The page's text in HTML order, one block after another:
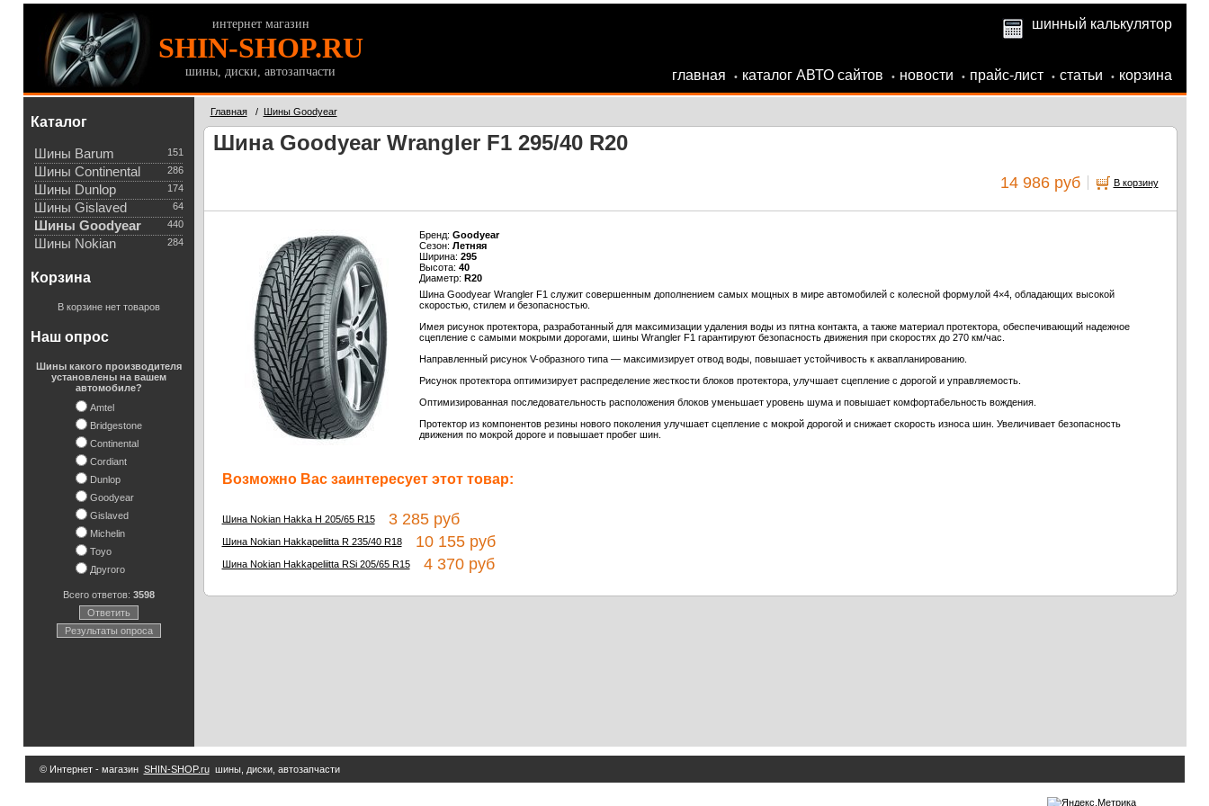
интернет магазин
SHIN-SHOP.RU
шины, диски, автозапчасти
шинный калькулятор
главная • каталог АВТО сайтов • новости • прайс-лист • статьи • корзина
Каталог
151
Шины Barum
286
Шины Continental
174
Шины Dunlop
64
Шины Gislaved
440
Шины Goodyear
284
Шины Nokian
Корзина
В корзине нет товаров
Наш опрос
Шины какого производителя
установлены на вашем
автомобиле?
Amtel
Bridgestone
Continental
Cordiant
Dunlop
Goodyear
Gislaved
Michelin
Toyo
Другого
Всего ответов: 3598
Ответить
Результаты опроса
Главная/ Шины Goodyear
Шина Goodyear Wrangler F1 295/40 R20
14 986 руб В корзину
Бренд: Goodyear
Сезон: Летняя
Ширина: 295
Высота: 40
Диаметр: R20
Шина Goodyear Wrangler F1 служит совершенным дополнением самых мощных в мире автомобилей с колесной формулой 4×4, обладающих высокой
скоростью, стилем и безопасностью.
Имея рисунок протектора, разработанный для максимизации удаления воды из пятна контакта, а также материал протектора, обеспечивающий надежное
сцепление с самыми мокрыми дорогами, шины Wrangler F1 гарантируют безопасность движения при скоростях до 270 км/час.
Направленный рисунок V-образного типа — максимизирует отвод воды, повышает устойчивость к аквапланированию.
Рисунок протектора оптимизирует распределение жесткости блоков протектора, улучшает сцепление с дорогой и управляемость.
Оптимизированная последовательность расположения блоков уменьшает уровень шума и повышает комфортабельность вождения.
Протектор из компонентов резины нового поколения улучшает сцепление с мокрой дорогой и снижает скорость износа шин. Увеличивает безопасность
движения по мокрой дороге и повышает пробег шин.
Возможно Вас заинтересует этот товар:
Шина Nokian Hakka H 205/65 R153 285 руб
Шина Nokian Hakkapeliitta R 235/40 R1810 155 руб
Шина Nokian Hakkapeliitta RSi 205/65 R154 370 руб
© Интернет - магазин SHIN-SHOP.ruшины, диски, автозапчасти